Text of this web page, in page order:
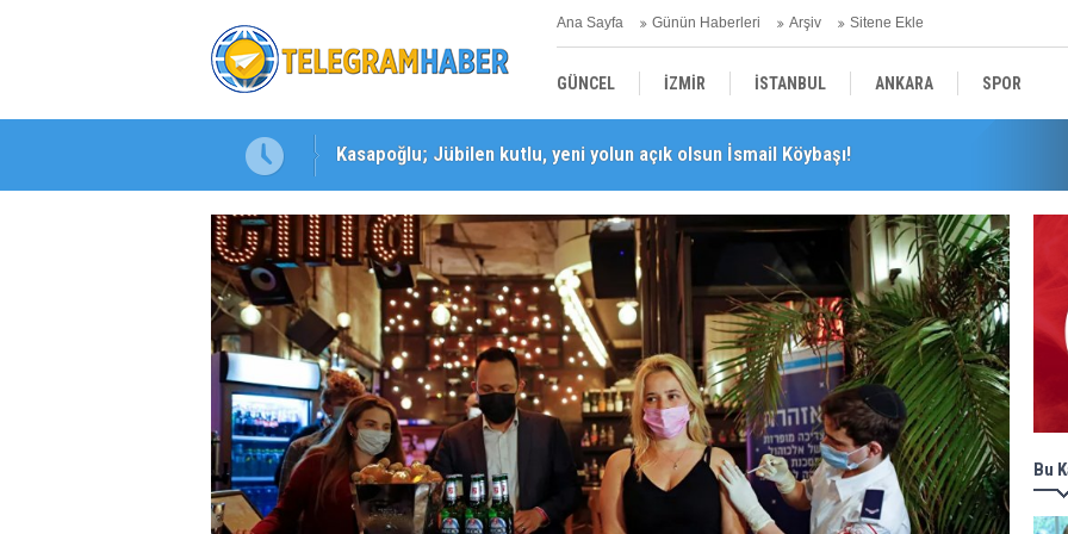
Ana Sayfa Günün Haberleri Arşiv Sitene Ekle
GÜNCEL İZMİR İSTANBUL ANKARA SPOR
YEREL SAĞLIK EKONOMİ
Kasapoğlu; Jübilen kutlu, yeni yolun açık olsun İsmail Köybaşı!
Kuşadası'nda 3. Dalga Operasyonu Büyüyor! Mercek Altındaki Dosya: 2023 İmar Planları
Bu